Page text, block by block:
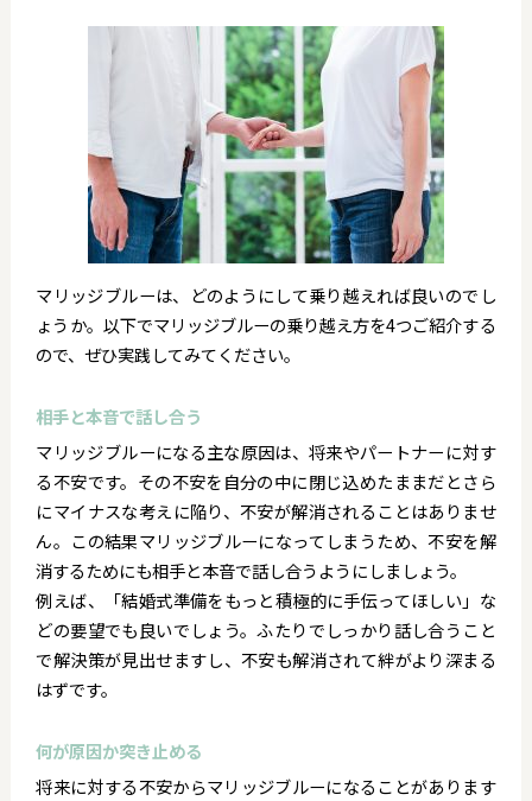
マリッジブルーは、どのようにして乗り越えれば良いのでし
ょうか。以下でマリッジブルーの乗り越え方を4つご紹介する
ので、ぜひ実践してみてください。
相手と本音で話し合う
マリッジブルーになる主な原因は、将来やパートナーに対す
る不安です。その不安を自分の中に閉じ込めたままだとさら
にマイナスな考えに陥り、不安が解消されることはありませ
ん。この結果マリッジブルーになってしまうため、不安を解
消するためにも相手と本音で話し合うようにしましょう。
例えば、「結婚式準備をもっと積極的に手伝ってほしい」な
どの要望でも良いでしょう。ふたりでしっかり話し合うこと
で解決策が見出せますし、不安も解消されて絆がより深まる
はずです。
何が原因か突き止める
将来に対する不安からマリッジブルーになることがあります